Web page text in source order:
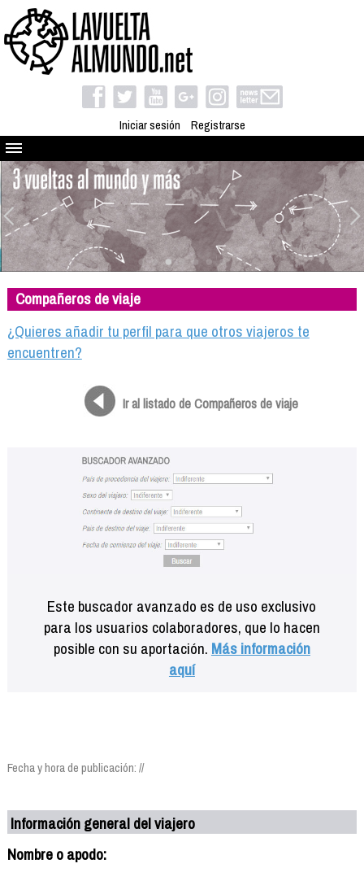
Iniciar sesión Registrarse
Quienes somos
El proyecto
Blog
Viaja con nosotros
Camino solidario
Libros
Compañeros de viaje
Compañeros de viaje
¿Quieres añadir tu perfil para que otros viajeros te
encuentren?
Ir al listado de Compañeros de viaje
Este buscador avanzado es de uso exclusivo
para los usuarios colaboradores, que lo hacen
posible con su aportación. Más información
aquí
Fecha y hora de publicación: //
Información general del viajero
Nombre o apodo: